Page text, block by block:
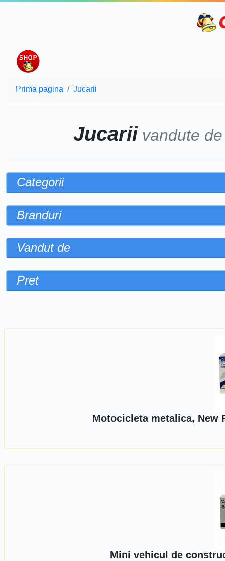
Prima pagina Jucarii
Jucariivandute
Categorii
Branduri
Vandut de
Pret
Motocicleta metalica, New
Mini vehicul de